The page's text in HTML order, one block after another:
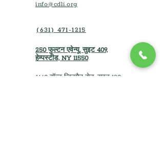
info@cdli.org
(631) 471-1215
250 फुल्टन एवेन्यू, सुइट 409,
हेम्पस्टीड, NY 11550
1660 वॉल्ट व्हिटमैन रोड, सुइट 130